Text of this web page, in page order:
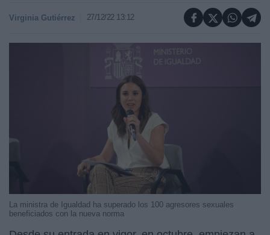
Virginia Gutiérrez 27/12/22 13:12
La ministra de Igualdad ha superado los 100 agresores sexuales
beneficiados con la nueva norma